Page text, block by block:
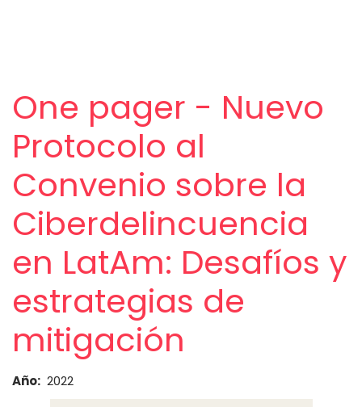
One pager - Nuevo
Protocolo al
Convenio sobre la
Ciberdelincuencia
en LatAm: Desafíos y
estrategias de
mitigación
Año 2022